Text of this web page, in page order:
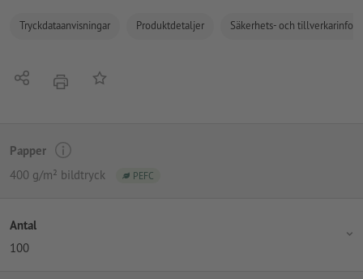
Tryckdataanvisningar Produktdetaljer Säkerhets- och
Dela erbjudandePå anteckningslistan
Papper
400 g/m² bildtryck
PEFC
Antal
100